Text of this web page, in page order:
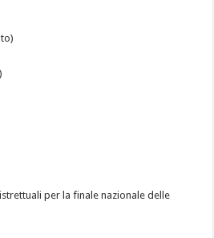
per la finale nazionale delle